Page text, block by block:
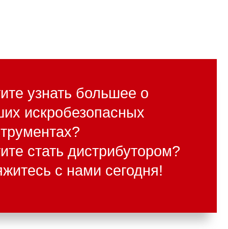
узнать большее о
искробезопасных
стать дистрибутором?
с нами сегодня!